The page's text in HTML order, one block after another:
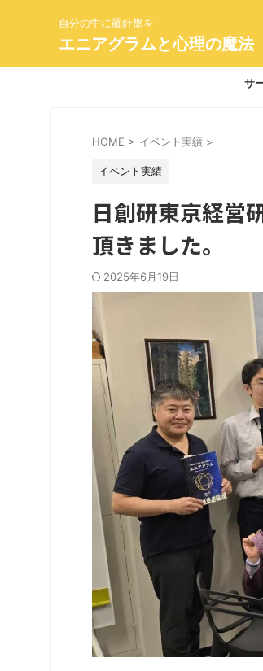
自分の中に羅針盤を
エニアグラムと心理の魔法
サ
HOME > イベント実績 >
イベント実績
日創研東京経営
頂きました。
2025年6月19日